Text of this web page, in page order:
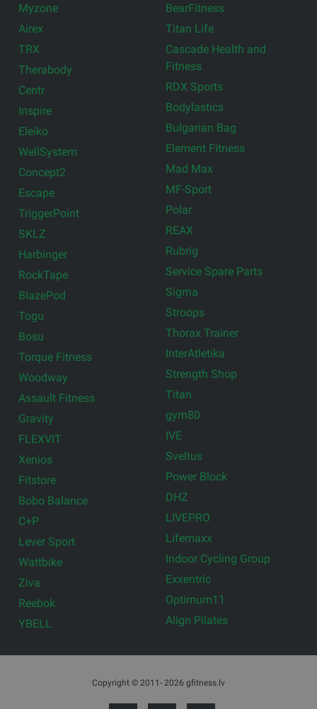
Myzone
Airex
TRX
Therabody
Centr
Inspire
Eleiko
WellSystem
Concept2
Escape
TriggerPoint
SKLZ
Harbinger
RockTape
BlazePod
Togu
Bosu
Torque Fitness
Woodway
Assault Fitness
Gravity
FLEXVIT
Xenios
Fitstore
Bobo Balance
C+P
Lever Sport
Wattbike
Ziva
Reebok
YBELL
BearFitness
Titan Life
Cascade Health and
Fitness
RDX Sports
Bodylastics
Bulgarian Bag
Element Fitness
Mad Max
MF-Sport
Polar
REAX
Rubrig
Service Spare Parts
Sigma
Stroops
Thorax Trainer
InterAtletika
Strength Shop
Titan
gym80
IVE
Sveltus
Power Block
DHZ
LIVEPRO
Lifemaxx
Indoor Cycling Group
Exxentric
Optimum11
Align Pilates
Copyright © 2011- 2026 gfitness.lv